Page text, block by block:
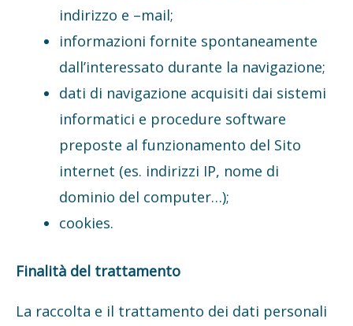
indirizzo e –mail;
informazioni fornite spontaneamente
dall’interessato durante la navigazione;
dati di navigazione acquisiti dai sistemi
informatici e procedure software
preposte al funzionamento del Sito
internet (es. indirizzi IP, nome di
dominio del computer…);
cookies.
Finalità del trattamento
La raccolta e il trattamento dei dati personali